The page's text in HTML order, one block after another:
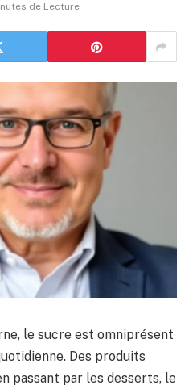
de Lecture
le sucre est omniprésent
Des produits
passant par les desserts, le